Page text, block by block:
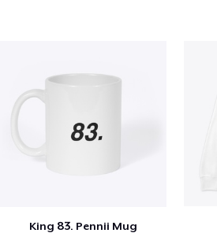
King 83. Pennii Mug